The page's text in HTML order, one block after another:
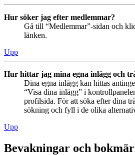
Hur söker jag efter medlemmar?
Gå till “Medlemmar”-sidan och
länken.
Upp
Hur hittar jag mina egna inlägg och
Dina egna inlägg kan hittas
“Visa dina inlägg” i
profilsida. För att söka efter dina
sökning och fyll i de olika
Upp
Bevakningar och